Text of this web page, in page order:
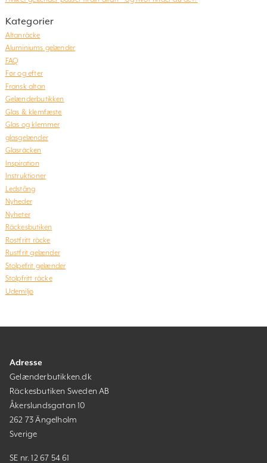
Kategorier
Altanräcke
Aluminiums gelænder
FAQ
Før og efter
Fransk altan
Gelænderbutikken
Glas & klemfæste
Glas og klemmer
glasgelænder
Glasräcken
Inspiration
Instruktioner
Ledstång
Nyheder
Nyheter
Räckesbutiken
Rostfritt räcke
Rustfrit gelænder
Stolpefrit gelænder
Stolpfritt räcke
Udemiljø
Adresse
Gelænderbutikken.dk
Räckesbutiken Sweden AB
Åkerslundsgatan 10
262 73 Ängelholm
Sverige
SE nr. 12 67 54 61